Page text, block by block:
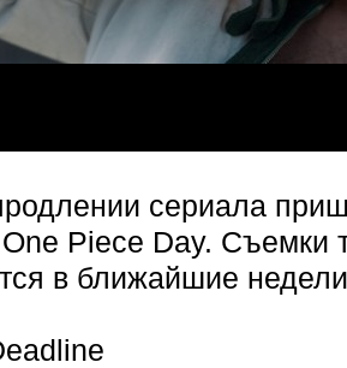
сериала
Piece Day. Съемки
в ближайшие